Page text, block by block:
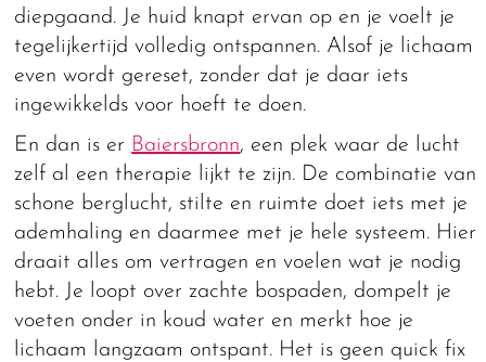
diepgaand. Je huid knapt ervan op en je voelt je
tegelijkertijd volledig ontspannen. Alsof je lichaam
even wordt gereset, zonder dat je daar iets
ingewikkelds voor hoeft te doen.
En dan is er Baiersbronn, een plek waar de lucht
zelf al een therapie lijkt te zijn. De combinatie van
schone berglucht, stilte en ruimte doet iets met je
ademhaling en daarmee met je hele systeem. Hier
draait alles om vertragen en voelen wat je nodig
hebt. Je loopt over zachte bospaden, dompelt je
voeten onder in koud water en merkt hoe je
lichaam langzaam ontspant. Het is geen quick fix